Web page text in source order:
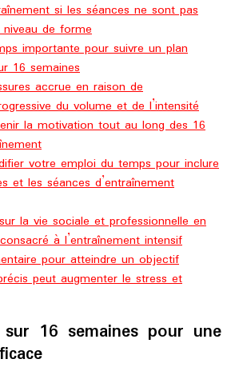
si les séances ne sont pas
de forme
importante pour suivre un plan
16 semaines
accrue en raison de
du volume et de l’intensité
la motivation tout au long des 16
votre emploi du temps pour inclure
et les séances d’entraînement
la vie sociale et professionnelle en
à l’entraînement intensif
pour atteindre un objectif
peut augmenter le stress et
16 semaines pour une